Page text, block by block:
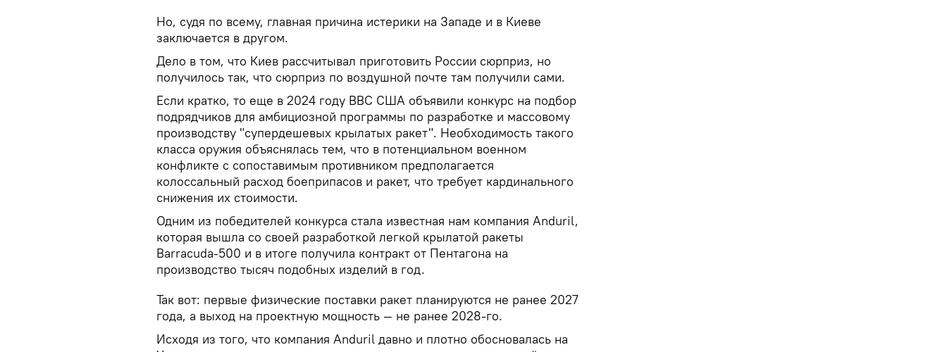
Но, судя по всему, главная причина истерики на Западе и в Киеве
заключается в другом.
Дело в том, что Киев рассчитывал приготовить России сюрприз, но
получилось так, что сюрприз по воздушной почте там получили сами.
Если кратко, то еще в 2024 году ВВС США объявили конкурс на подбор
подрядчиков для амбициозной программы по разработке и массовому
производству "супердешевых крылатых ракет". Необходимость такого
класса оружия объяснялась тем, что в потенциальном военном
конфликте с сопоставимым противником предполагается
колоссальный расход боеприпасов и ракет, что требует кардинального
снижения их стоимости.
Одним из победителей конкурса стала известная нам компания Anduril,
которая вышла со своей разработкой легкой крылатой ракеты
Barracuda-500 и в итоге получила контракт от Пентагона на
производство тысяч подобных изделий в год.
Так вот: первые физические поставки ракет планируются не ранее 2027
года, а выход на проектную мощность — не ранее 2028-го.
Исходя из того, что компания Anduril давно и плотно обосновалась на